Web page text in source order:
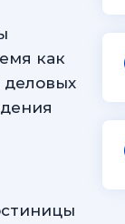
как
деловых